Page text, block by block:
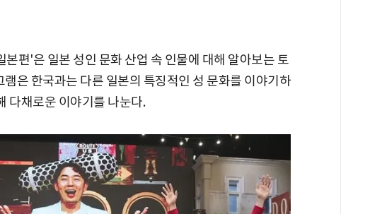
편'은 일본 성인 문화 산업 속 인물에 대해 알아보는 토
은 한국과는 다른 일본의 특징적인 성 문화를 이야기하
다채로운 이야기를 나눈다.